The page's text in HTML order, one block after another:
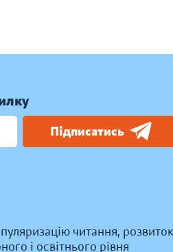
Підписатись
читання, розвиток
і освітнього рівня